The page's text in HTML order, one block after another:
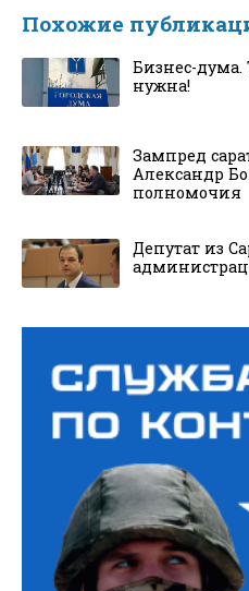
Похожие
Бизнес-
нужна!
Зампред
Александр
полномочия
Депутат из